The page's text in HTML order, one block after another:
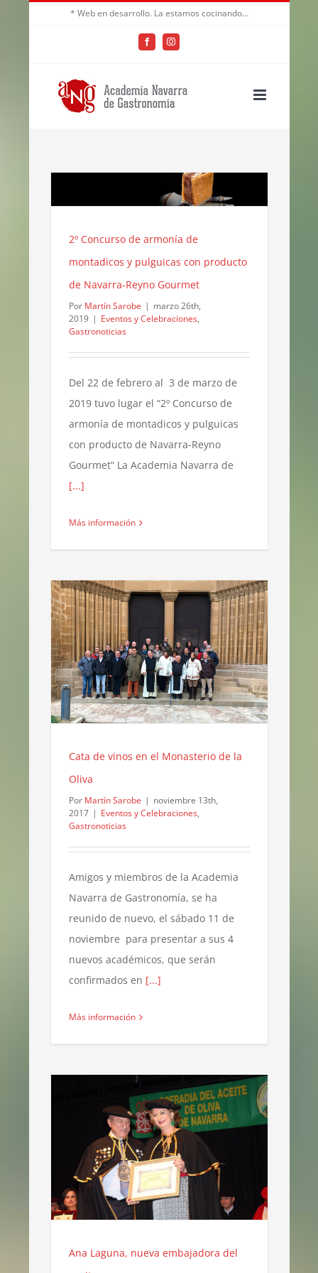
* Web en desarrollo. La estamos cocinando...
FacebookInstagram
2º Concurso de armonía de
montadicos y pulguicas con producto
de Navarra-Reyno Gourmet
Por Martín Sarobe | marzo 26th,
2019 | Eventos y Celebraciones,
Gastronoticias
Del 22 de febrero al 3 de marzo de
2019 tuvo lugar el “2º Concurso de
armonía de montadicos y pulguicas
con producto de Navarra-Reyno
Gourmet” La Academia Navarra de
[...]
Más información
Cata de vinos en el Monasterio de la
Oliva
Por Martín Sarobe | noviembre 13th,
2017 | Eventos y Celebraciones,
Gastronoticias
Amigos y miembros de la Academia
Navarra de Gastronomía, se ha
reunido de nuevo, el sábado 11 de
noviembre para presentar a sus 4
nuevos académicos, que serán
confirmados en [...]
Más información
Ana Laguna, nueva embajadora del